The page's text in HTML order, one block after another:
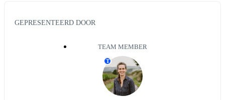
GEPRESENTEERD DOOR
TEAM MEMBER
T